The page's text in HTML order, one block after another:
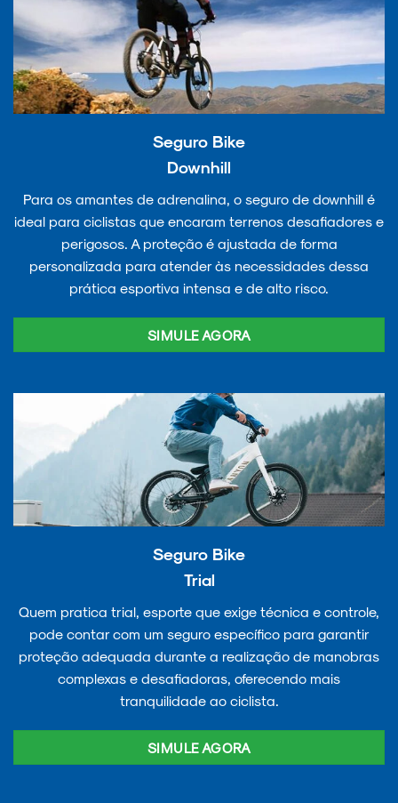
Seguro Bike
Downhill
Para os amantes de adrenalina, o seguro de downhill é
ideal para ciclistas que encaram terrenos desafiadores e
perigosos. A proteção é ajustada de forma
personalizada para atender às necessidades dessa
prática esportiva intensa e de alto risco.
SIMULE AGORA
Seguro Bike
Trial
Quem pratica trial, esporte que exige técnica e controle,
pode contar com um seguro específico para garantir
proteção adequada durante a realização de manobras
complexas e desafiadoras, oferecendo mais
tranquilidade ao ciclista.
SIMULE AGORA